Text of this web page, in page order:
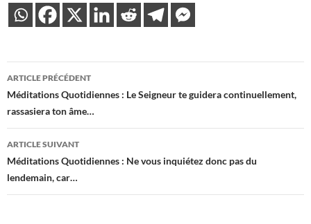
Navigation
des
articles
ARTICLE PRÉCÉDENT
Méditations Quotidiennes : Le Seigneur te guidera continuellement,
rassasiera ton âme…
ARTICLE SUIVANT
Méditations Quotidiennes : Ne vous inquiétez donc pas du
lendemain, car…